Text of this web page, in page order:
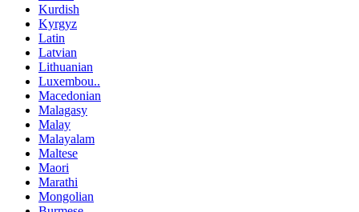
Kurdish
Kyrgyz
Latin
Latvian
Lithuanian
Luxembou..
Macedonian
Malagasy
Malay
Malayalam
Maltese
Maori
Marathi
Mongolian